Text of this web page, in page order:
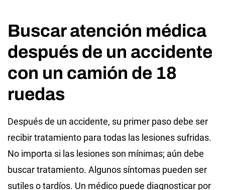
Buscar atención médica
después de un accidente
con un camión de 18
ruedas
Después de un accidente, su primer paso debe ser
recibir tratamiento para todas las lesiones sufridas.
No importa si las lesiones son mínimas; aún debe
buscar tratamiento. Algunos síntomas pueden ser
sutiles o tardíos. Un médico puede diagnosticar por